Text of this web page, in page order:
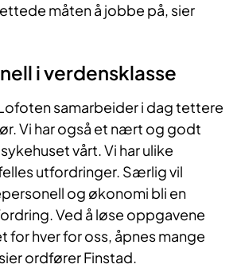
måten å jobbe på, sier
i verdensklasse
samarbeider i dag tettere
Vi har også et nært og godt
vårt. Vi har ulike
utfordringer. Særlig vil
og økonomi bli en
Ved å løse oppgavene
for hver for oss, åpnes mange
ordfører Finstad.